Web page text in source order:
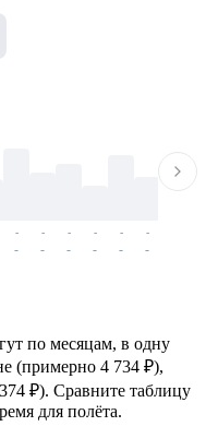
-
-
-
-
-
-
-
-
-
-
-
-
по месяцам, в одну
(примерно 4 734 ₽),
₽). Сравните таблицу
для полёта.